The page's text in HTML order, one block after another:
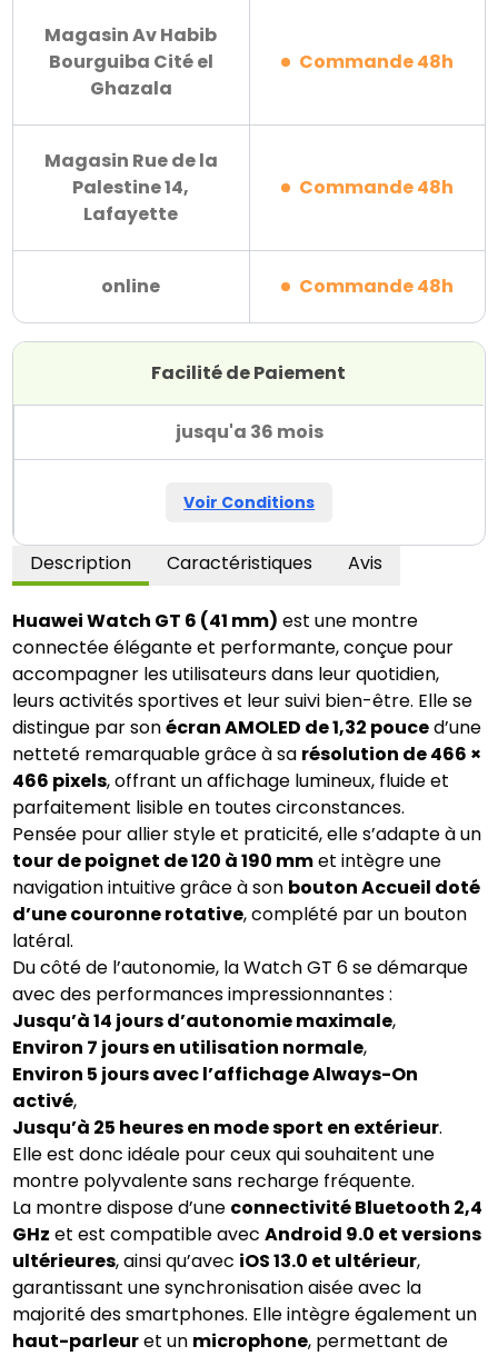
Magasin Av Habib
Bourguiba Cité el
Ghazala
Commande 48h
Magasin Rue de la
Palestine 14,
Lafayette
Commande 48h
online Commande 48h
Facilité de Paiement
jusqu'a 36 mois
Voir Conditions
Description Caractéristiques Avis
Huawei Watch GT 6 (41 mm) est une montre
connectée élégante et performante, conçue pour
accompagner les utilisateurs dans leur quotidien,
leurs activités sportives et leur suivi bien-être. Elle se
distingue par sonécran AMOLED de 1,32 pouced’une
netteté remarquable grâce à sa résolution de 466 ×
466 pixels, offrant un affichage lumineux, fluide et
parfaitement lisible en toutes circonstances.
Pensée pour allier style et praticité, elle s’adapte à un
tour de poignet de 120 à 190 mmet intègre une
navigation intuitive grâce à son bouton Accueil doté
d’une couronne rotative, complété par un bouton
latéral.
Du côté de l’autonomie, la Watch GT 6 se démarque
avec des performances impressionnantes :
Jusqu’à 14 jours d’autonomie maximale,
Environ 7 jours en utilisation normale,
Environ 5 jours avec l’affichage Always-On
activé,
Jusqu’à 25 heures en mode sport en extérieur.
Elle est donc idéale pour ceux qui souhaitent une
montre polyvalente sans recharge fréquente.
La montre dispose d’une connectivité Bluetooth 2,4
GHz et est compatible avecAndroid 9.0 et versions
ultérieures, ainsi qu’avec iOS 13.0 et ultérieur,
garantissant une synchronisation aisée avec la
majorité des smartphones. Elle intègre également un
haut-parleuret un microphone, permettant de